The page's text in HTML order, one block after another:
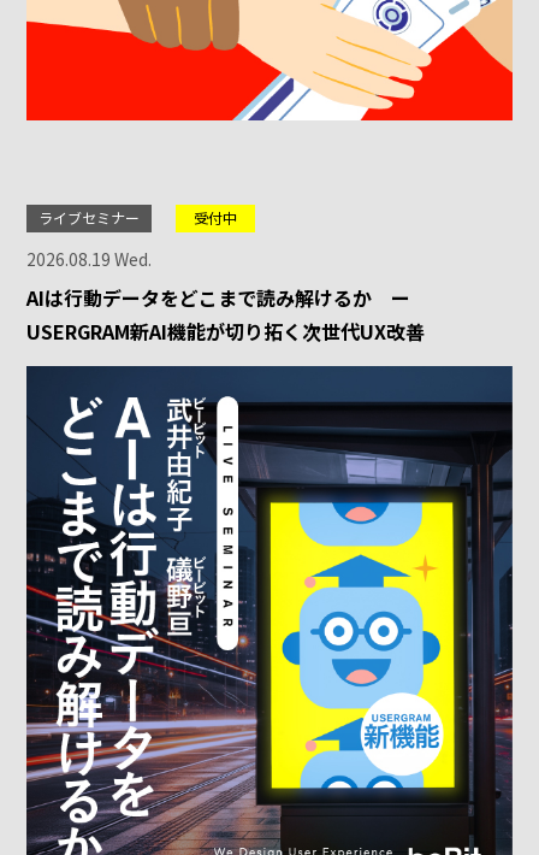
ライブセミナー 受付中
2026.08.19 Wed.
AIは行動データをどこまで読み解けるか ー
USERGRAM新AI機能が切り拓く次世代UX改善